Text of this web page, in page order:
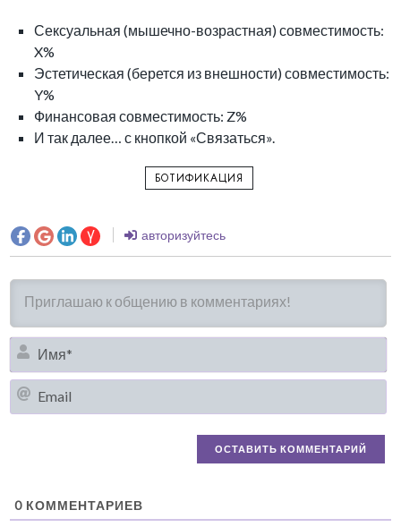
Сексуальная (мышечно-возрастная) совместимость:
X%
Эстетическая (берется из внешности) совместимость:
Y%
Финансовая совместимость: Z%
И так далее… с кнопкой «Связаться».
БОТИФИКАЦИЯ
авторизуйтесь
0 КОММЕНТАРИЕВ